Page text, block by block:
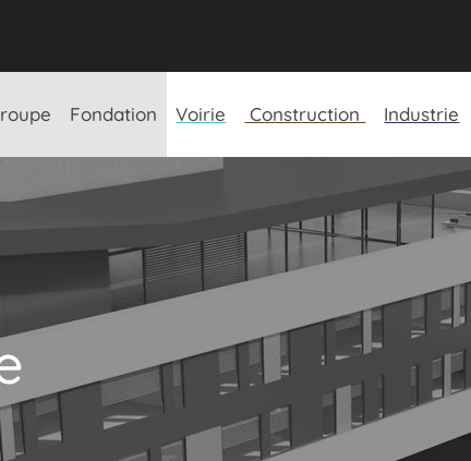
Fondation Voirie Construction Industrie